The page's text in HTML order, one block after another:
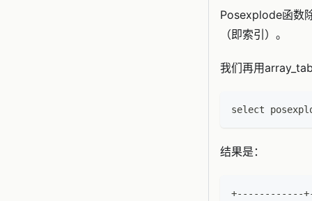
Posexplode函数
（即索引）。
我们再用
select
结果是：
+------------